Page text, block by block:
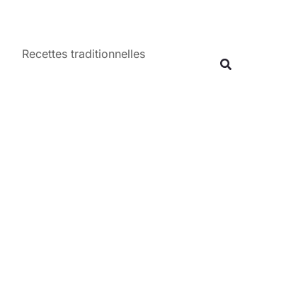
Recettes traditionnelles